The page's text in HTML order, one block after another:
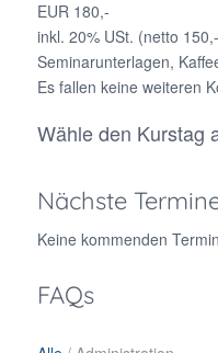
EUR 180,-
inkl. 20% USt. (netto
Seminarunterlagen,
Es fallen keine weiteren
Wähle den Kurstag
Nächste
Keine kommenden
FAQs